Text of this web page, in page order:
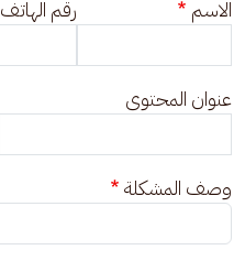
الاسم
رقم الهاتف
عنوان المحتوى
وصف المشكلة